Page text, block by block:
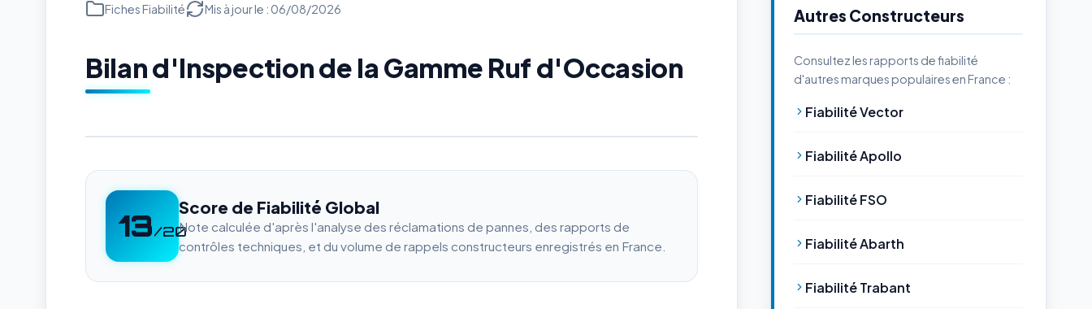
Fiches Fiabilité Mis à jour le : 06/08/2026
Bilan d'Inspection de la Gamme Ruf d'Occasion
13/20
Score de Fiabilité Global
Note calculée d'après l'analyse des réclamations de pannes, des rapports de
contrôles techniques, et du volume de rappels constructeurs enregistrés en France.
Autres Constructeurs
Consultez les rapports de fiabilité
d'autres marques populaires en France :
Fiabilité Vector
Fiabilité Apollo
Fiabilité FSO
Fiabilité Abarth
Fiabilité Trabant